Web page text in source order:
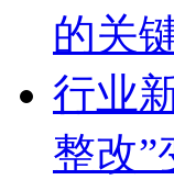
的关
行业
整改”